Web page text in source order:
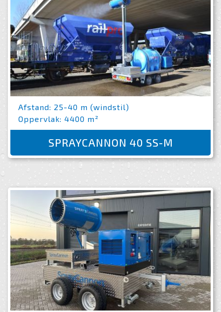
Afstand: 25-40 m (windstil)
Oppervlak: 4400 m²
SPRAYCANNON 40 SS-M